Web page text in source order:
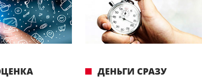
ДЕНЬГИ СРАЗУ